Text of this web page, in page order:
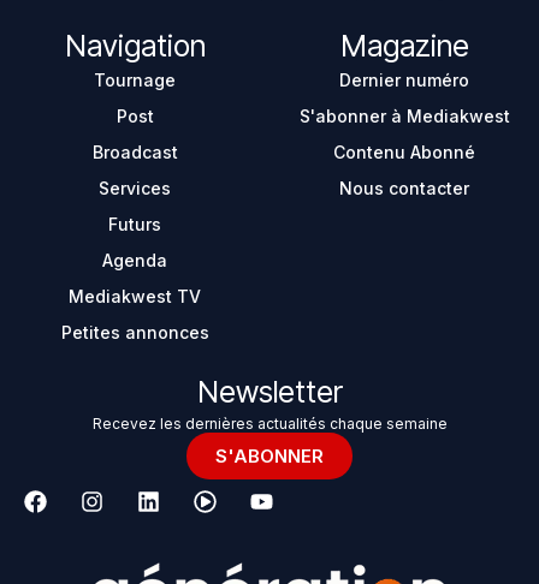
Navigation
Tournage
Post
Broadcast
Services
Futurs
Agenda
Mediakwest TV
Petites annonces
Magazine
Dernier numéro
S'abonner à Mediakwest
Contenu Abonné
Nous contacter
Newsletter
Recevez les dernières actualités chaque semaine
S'ABONNER